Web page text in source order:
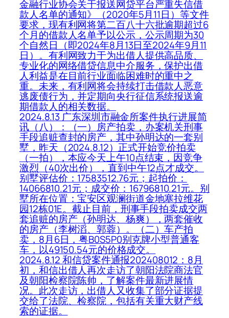
金融行业协会关于报送网贷平台严重失信借
款人名单的通知》（2020年5月11日）等文件
要求，现有利网将第二百八十六批逾期超过6
个月的借款人名单予以公示，公示周期为30
个自然日（即2024年8月13日至2024年9月11
日）。有利网致力于为出借人提供高品质、
专业化的网络借贷信息中介服务，保护出借
人利益是在目前行业面临困难时的重中之
重。未来，有利网将会持续打击借款人恶意
逃废债行为，并定期向央行征信系统报送逾
期借款人的相关数据。
2024.8.13 广东深圳市融金所案件执行进展简
讯（八）：（一）房产拍卖，办案机关刑事
手段追赃查封的房产，其中孙明达的一套别
墅，昨天（2024.8.12）正式开始竞价拍卖
（一拍），本应今天上午10点结束，因竞争
激烈（40次出价），直到中午12点才成交。
别墅评估价：17583512.76元；起拍价：
14066810.21元；成交价：16796810.21元。别
墅所在位置：宝安区观澜街道金地塞拉维花
园12栋01E。截止目前，刑事手段拍卖成交两
套追赃的房产（孙明达、杨爽），两套催收
的房产（李树滔、郭蓉）。（二）车产拍
卖，8月6日，粤B0S5P0别克牌小型普通客
车，以49150.54元的价格成交。
2024.8.12 和信贷案件通报202408012：8月
初，和信出借人再次走访了朝阳法院商法官
及朝阳检察院陈帅，了解案件最新进展情
况。此次走访，出借人又收集了部分证据提
交给了法院、检察院，包括有关重大财产线
索的证据。